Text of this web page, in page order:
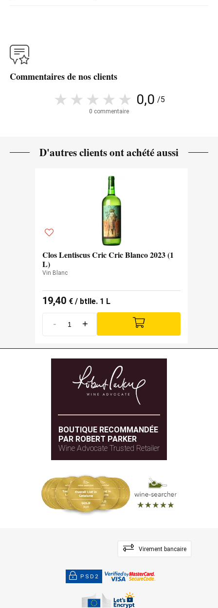
Commentaires de nos clients
0,0 /5
0 commentaire
D'autres clients ont achété aussi
Clos Lentiscus Cric Cric Blanco 2023 (1
L)
Vin Blanc
19,40 € / btlle. 1 L
- +
BOUTIQUE RECOMMANDÉE
PAR ROBERT PARKER
Wine Advocate Trusted Retailer
Virement bancaire
PSD2